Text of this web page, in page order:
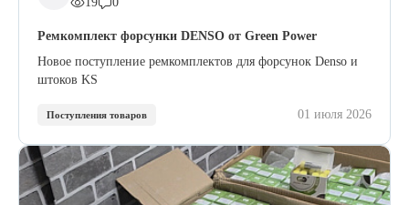
Ремкомплект форсунки DENSO от Green Power
Новое поступление ремкомплектов для форсунок Denso и
штоков KS
Поступления товаров 01 июля 2026